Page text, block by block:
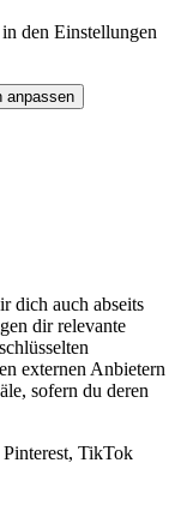
den Einstellungen
anpassen
dich auch abseits
dir relevante
externen Anbietern
sofern du deren
TikTok